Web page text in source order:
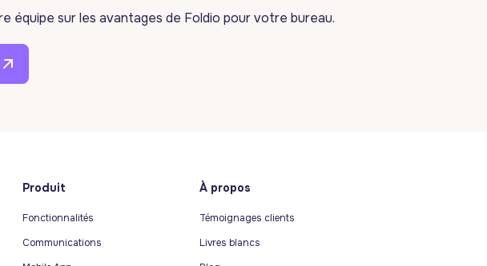
équipe sur les avantages de Foldio pour votre bureau.
Produit
Fonctionnalités
Communications
À propos
Témoignages clients
Livres blancs